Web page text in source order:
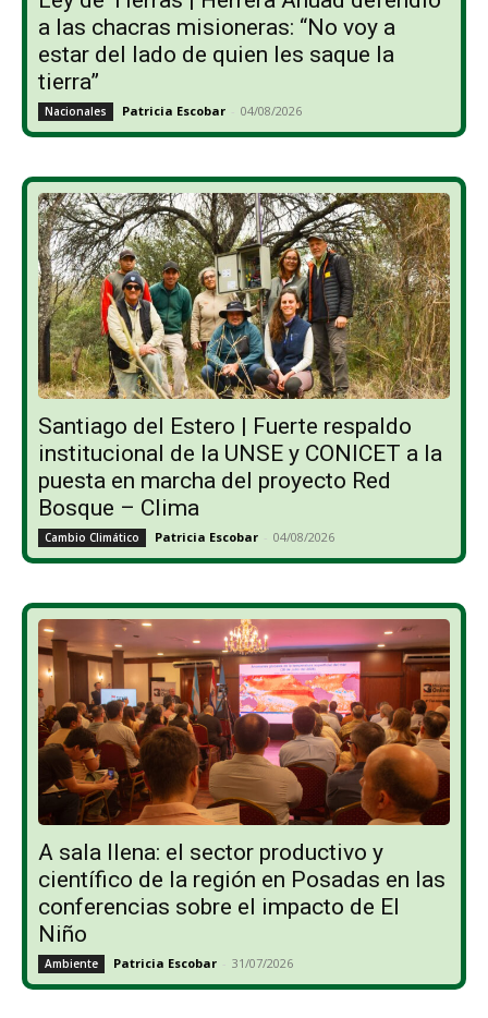
a las chacras misioneras: “No voy a
estar del lado de quien les saque la
tierra”
Nacionales Patricia Escobar - 04/08/2026
Santiago del Estero | Fuerte respaldo
institucional de la UNSE y CONICET a la
puesta en marcha del proyecto Red
Bosque – Clima
Cambio Climático Patricia Escobar - 04/08/2026
A sala llena: el sector productivo y
científico de la región en Posadas en las
conferencias sobre el impacto de El
Niño
Ambiente Patricia Escobar - 31/07/2026